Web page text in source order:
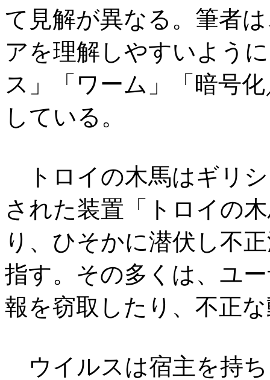
て見解が異なる。筆者
アを理解しやすいよう
ス」「ワーム」「暗号
している。
トロイの木馬はギリ
された装置「トロイの
り、ひそかに潜伏し不
指す。その多くは、ユ
報を窃取したり、不正
ウイルスは宿主を持